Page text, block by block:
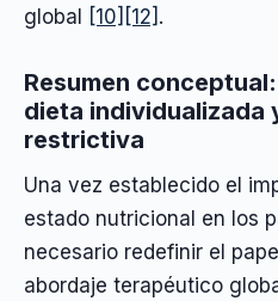
global
[10] [12] .
Resumen
dieta individualizada
restrictiva
Una vez establecido el
estado nutricional en los
necesario redefinir el
abordaje terapéutico